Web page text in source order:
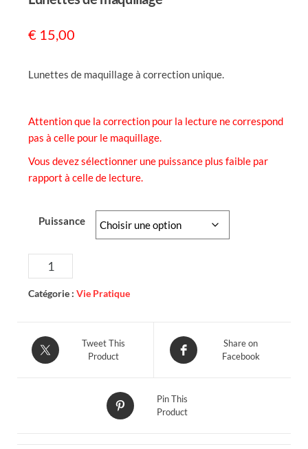
€ 15,00
Lunettes de maquillage à correction unique.
Attention que la correction pour la lecture ne correspond
pas à celle pour le maquillage.
Vous devez sélectionner une puissance plus faible par
rapport à celle de lecture.
Puissance
quantité
de
Lunettes
Catégorie : Vie Pratique
Tweet This
Product
Share on
Facebook
Pin This
Product